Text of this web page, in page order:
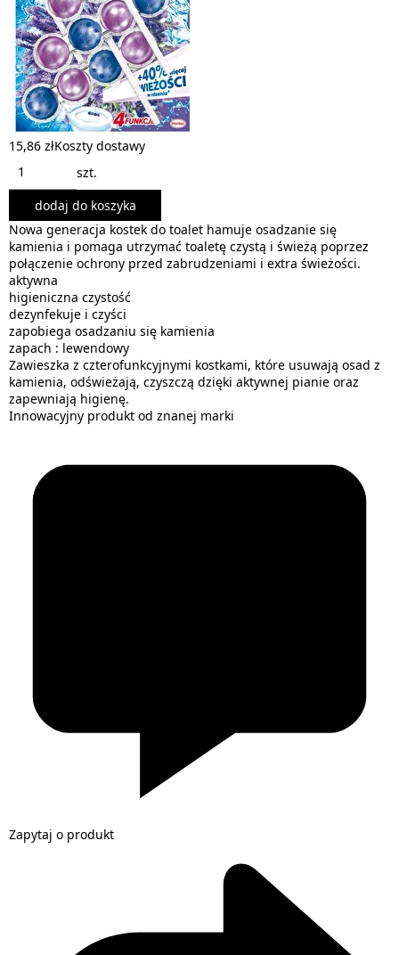
15,86 złKoszty dostawy
szt.
dodaj do koszyka
Nowa generacja kostek do toalet hamuje osadzanie się
kamienia i pomaga utrzymać toaletę czystą i świeżą poprzez
połączenie ochrony przed zabrudzeniami i extra świeżości.
aktywna
higieniczna czystość
dezynfekuje i czyści
zapobiega osadzaniu się kamienia
zapach : lewendowy
Zawieszka z czterofunkcyjnymi kostkami, które usuwają osad z
kamienia, odświeżają, czyszczą dzięki aktywnej pianie oraz
zapewniają higienę.
Innowacyjny produkt od znanej marki
Zapytaj o produkt